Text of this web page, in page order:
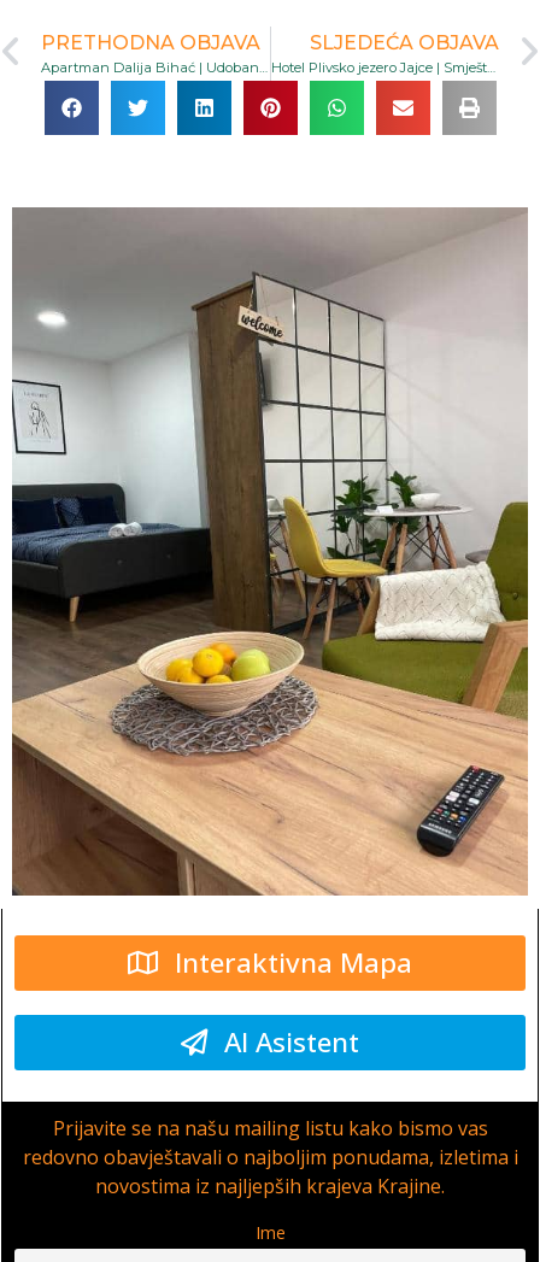
PRETHODNA OBJAVA
Apartman Dalija Bihać | Udoban smještaj s pogledom na planinu blizu Plitvičkih jezera s privatnim parkingom
SLJEDEĆA OBJAVA
Hotel Plivsko jezero Jajce | Smještaj s pogledom na jezero i restoranom u mirnom dijelu Jajca
Interaktivna Mapa
AI Asistent
Prijavite se na našu mailing listu kako bismo vas
redovno obavještavali o najboljim ponudama, izletima i
novostima iz najljepših krajeva Krajine.
Ime